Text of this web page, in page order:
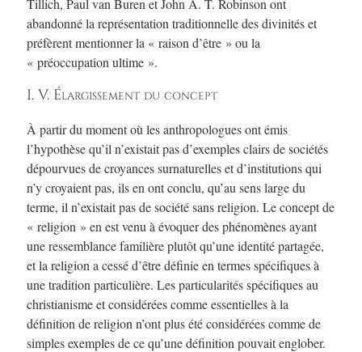
abandonné la représentation traditionnelle des divinités et
préfèrent mentionner la « raison d’être » ou la
« préoccupation ultime ».
I. V. Élargissement du concept
À partir du moment où les anthropologues ont émis
l’hypothèse qu’il n’existait pas d’exemples clairs de sociétés
dépourvues de croyances surnaturelles et d’institutions qui
n’y croyaient pas, ils en ont conclu, qu’au sens large du
terme, il n’existait pas de société sans religion. Le concept de
« religion » en est venu à évoquer des phénomènes ayant
une ressemblance familière plutôt qu’une identité partagée,
et la religion a cessé d’être définie en termes spécifiques à
une tradition particulière. Les particularités spécifiques au
christianisme et considérées comme essentielles à la
définition de religion n’ont plus été considérées comme de
simples exemples de ce qu’une définition pouvait englober.